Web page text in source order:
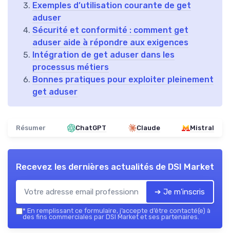
Exemples d’utilisation courante de get
aduser
Sécurité et conformité : comment get
aduser aide à répondre aux exigences
Intégration de get aduser dans les
processus métiers
Bonnes pratiques pour exploiter pleinement
get aduser
Résumer ChatGPT Claude Mistral
Recevez les dernières actualités de DSI Market
➔ Je m'inscris
* En remplissant ce formulaire, j’accepte d’être contacté(e) à
des fins commerciales par DSI Market et ses partenaires.